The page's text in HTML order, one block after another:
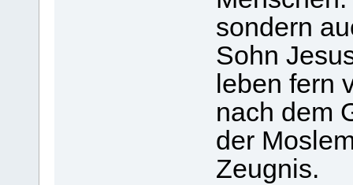
sondern
Sohn
leben fern
nach dem
der
Zeugnis.